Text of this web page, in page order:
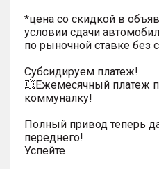
*цена со скидкой в
условии сдачи
по рыночной ставке без
Субсидируем платеж!
💥Ежемесячный платеж
коммуналку!
Полный привод теперь
переднего!
Успейте